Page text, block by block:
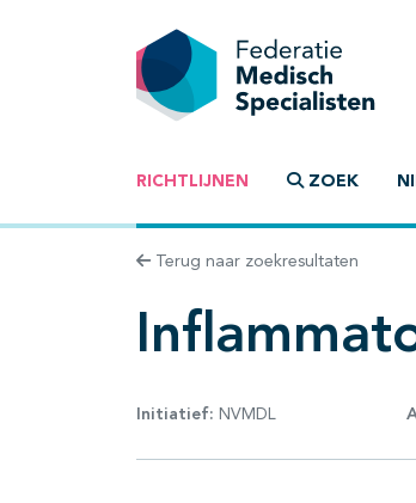
RICHTLIJNEN ZOEK
Terug naar zoekresultaten
Initiatief: NVMDL